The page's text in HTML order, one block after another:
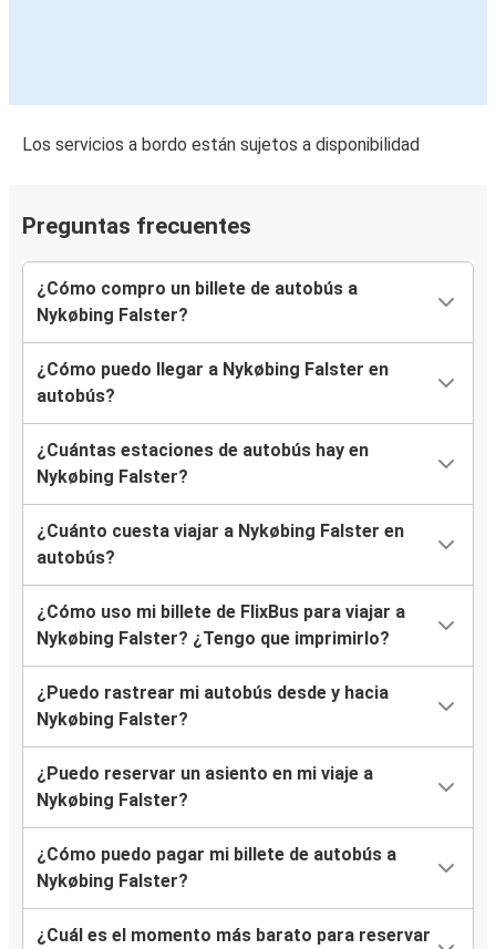
Los servicios a bordo están sujetos a disponibilidad
Preguntas frecuentes
¿Cómo compro un billete de autobús a
Nykøbing Falster?
¿Cómo puedo llegar a Nykøbing Falster en
autobús?
¿Cuántas estaciones de autobús hay en
Nykøbing Falster?
¿Cuánto cuesta viajar a Nykøbing Falster en
autobús?
¿Cómo uso mi billete de FlixBus para viajar a
Nykøbing Falster? ¿Tengo que imprimirlo?
¿Puedo rastrear mi autobús desde y hacia
Nykøbing Falster?
¿Puedo reservar un asiento en mi viaje a
Nykøbing Falster?
¿Cómo puedo pagar mi billete de autobús a
Nykøbing Falster?
¿Cuál es el momento más barato para reservar